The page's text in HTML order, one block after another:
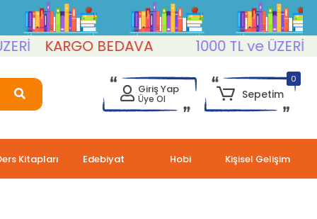
KARGO BEDAVA 1000 TL ve ÜZERİ
Giriş Yap
Üye Ol
0
Sepetim
Kitapları Edebiyat Hobi Kişisel Gelişim